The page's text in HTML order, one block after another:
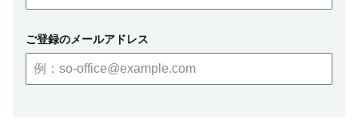
ご登録のメールアドレス